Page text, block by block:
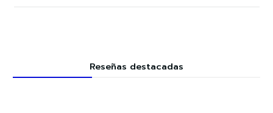
Reseñas destacadas